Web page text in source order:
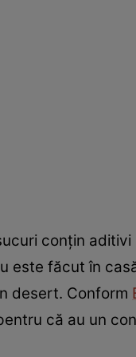
conţin
este făcut în
desert. Conform
că au un